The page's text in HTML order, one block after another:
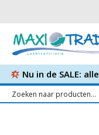
Nu in de SALE: alle